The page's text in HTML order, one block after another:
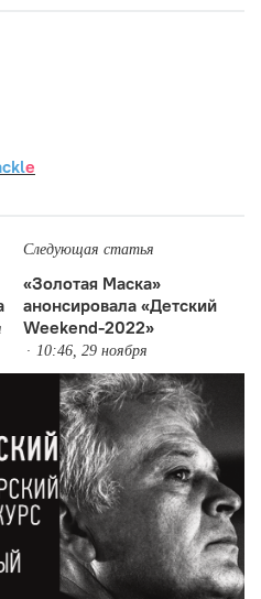
e
Следующая статья
«Золотая Маска»
анонсировала «Детский
Weekend-2022»
10:46, 29 ноября